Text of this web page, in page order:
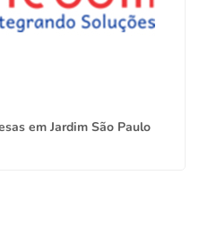
em Jardim São Paulo